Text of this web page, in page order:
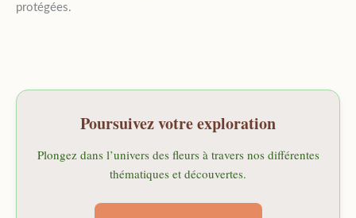
protégées.
Poursuivez votre exploration
Plongez dans l’univers des fleurs à travers nos différentes
thématiques et découvertes.